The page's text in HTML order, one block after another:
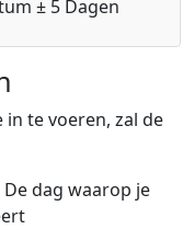
± 5 Dagen
te voeren, zal de
De dag waarop je